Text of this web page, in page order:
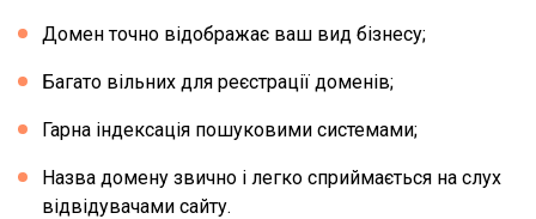
Домен точно відображає ваш вид бізнесу;
Багато вільних для реєстрації доменів;
Гарна індексація пошуковими системами;
Назва домену звично і легко сприймається на слух
відвідувачами сайту.